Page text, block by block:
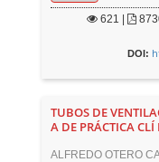
621 |
DOI:
TUBOS DE
A DE PRÁCTICA CLÍ
ALFREDO OTERO